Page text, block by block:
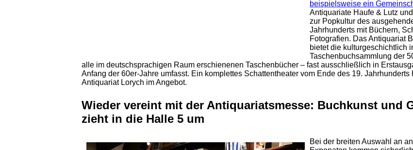
beispielsweise ein
Antiquariate Haufe & Lutz und
zur Popkultur des
Jahrhunderts mit Büchern,
Fotografien. Das Antiquariat
bietet die kulturgeschichtlich
Taschenbuchsammlung der
alle im deutschsprachigen Raum erschienenen Taschenbücher – fast ausschließlich in
Anfang der 60er-Jahre umfasst. Ein komplettes Schattentheater vom Ende des 19. Jahrhunderts
Antiquariat Lorych im Angebot.
Wieder vereint mit der Antiquariatsmesse: Buchkunst und
zieht in die Halle 5 um
Bei der breiten Auswahl an